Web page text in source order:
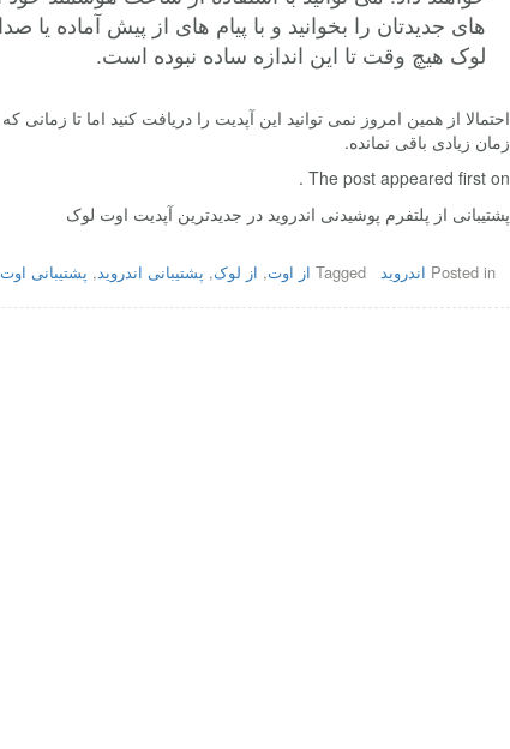
های جدیدتان را بخوانید و با پیام های از پیش آماده یا
لوک هیچ وقت تا این اندازه ساده نبوده است.
احتمالا از همین امروز نمی توانید این آپدیت را دریافت کنید اما تا
زمان زیادی باقی نمانده.
The post appeared first on .
پشتیبانی از پلتفرم پوشیدنی اندروید در جدیدترین آپدیت اوت لوک
Posted in اندروید Tagged از اوت, از لوک, پشتیبانی اندروید, پشتیبانی اوت